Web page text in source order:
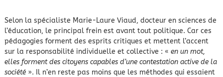
Selon la spécialiste Marie-Laure Viaud, docteur en sciences de
l’éducation, le principal frein est avant tout politique. Car ces
pédagogies forment des esprits critiques et mettent l’accent
sur la responsabilité individuelle et collective : « en un mot,
elles forment des citoyens capables d’une contestation active de la
société ». Il n’en reste pas moins que les méthodes qui essaient